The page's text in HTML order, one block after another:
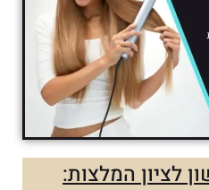
לציון המלצות: